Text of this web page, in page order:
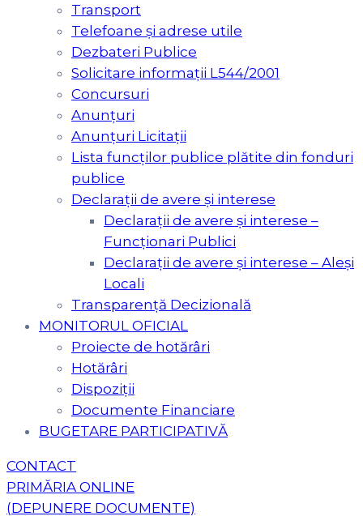
Transport
Telefoane și adrese utile
Dezbateri Publice
Solicitare informații L544/2001
Concursuri
Anunțuri
Anunțuri Licitații
Lista funcților publice plătite din fonduri
publice
Declarații de avere și interese
Declarații de avere și interese –
Funcționari Publici
Declarații de avere și interese – Aleși
Locali
Transparență Decizională
MONITORUL OFICIAL
Proiecte de hotărâri
Hotărâri
Dispoziții
Documente Financiare
BUGETARE PARTICIPATIVĂ
CONTACT
PRIMĂRIA ONLINE
(DEPUNERE DOCUMENTE)